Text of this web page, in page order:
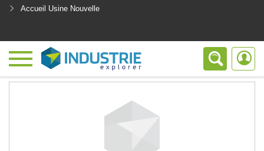
Accueil Usine Nouvelle